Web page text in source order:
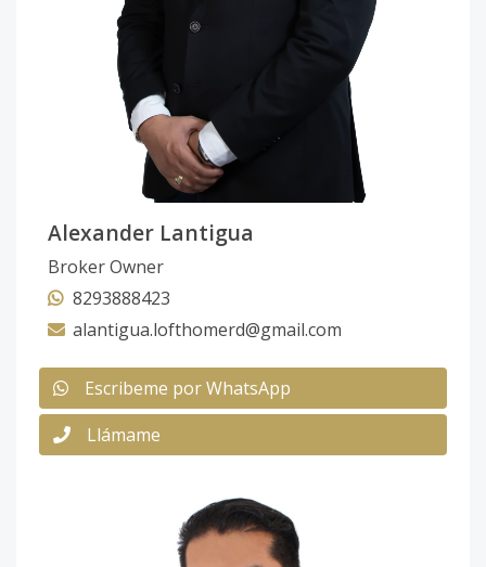
Alexander Lantigua
Broker Owner
8293888423
alantigua.lofthomerd@gmail.com
Escribeme por WhatsApp
Llámame